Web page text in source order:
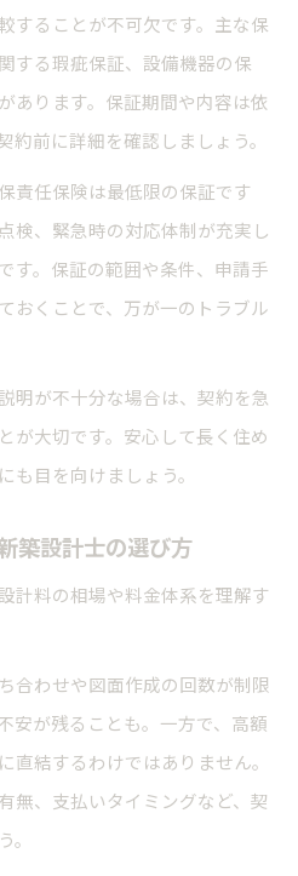
することが不可欠です。主な保
する瑕疵保証、設備機器の保
あります。保証期間や内容は依
前に詳細を確認しましょう。
責任保険は最低限の保証です
検、緊急時の対応体制が充実し
す。保証の範囲や条件、申請手
おくことで、万が一のトラブル
明が不十分な場合は、契約を急
が大切です。安心して長く住め
も目を向けましょう。
築設計士の選び方
計料の相場や料金体系を理解す
合わせや図面作成の回数が制限
安が残ることも。一方で、高額
直結するわけではありません。
無、支払いタイミングなど、契